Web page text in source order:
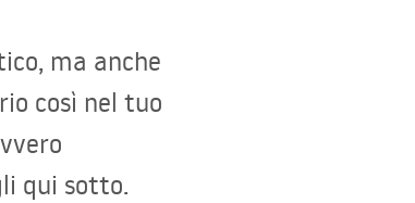
ma anche
così nel tuo
qui sotto.